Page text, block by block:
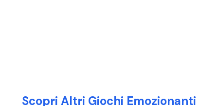
Scopri Altri Giochi Emozionanti